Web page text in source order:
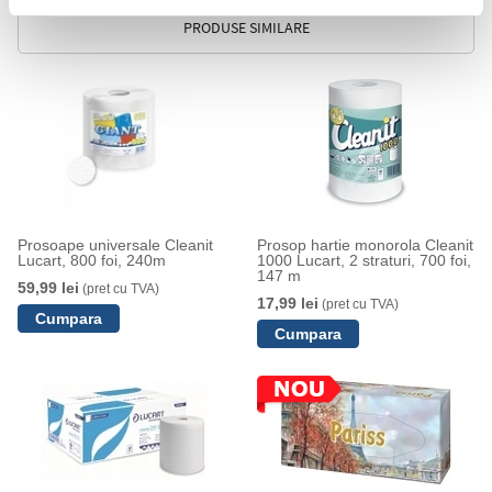
PRODUSE SIMILARE
Prosoape universale Cleanit
Lucart, 800 foi, 240m
59,99 lei (pret cu TVA)
Prosop hartie monorola Cleanit
1000 Lucart, 2 straturi, 700 foi,
147 m
17,99 lei (pret cu TVA)